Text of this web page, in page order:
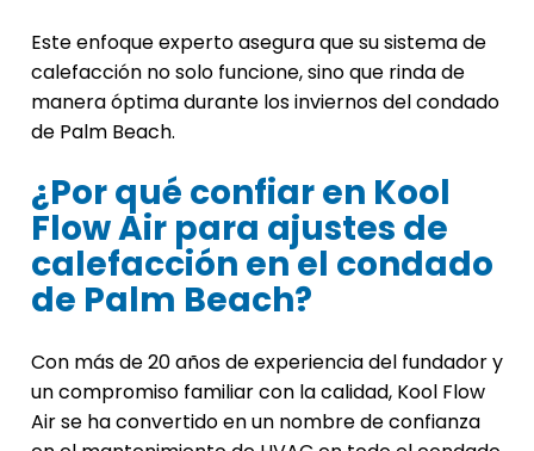
Este enfoque experto asegura que su sistema de
calefacción no solo funcione, sino que rinda de
manera óptima durante los inviernos del condado
de Palm Beach.
¿Por qué confiar en Kool
Flow Air para ajustes de
calefacción en el condado
de Palm Beach?
Con más de 20 años de experiencia del fundador y
un compromiso familiar con la calidad, Kool Flow
Air se ha convertido en un nombre de confianza